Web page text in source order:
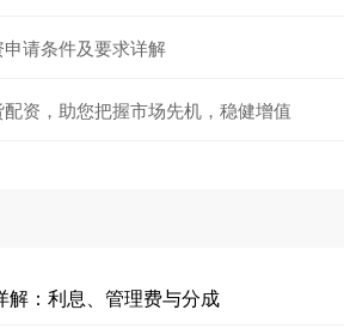
请条件及要求详解
资，助您把握市场先机，稳健增值
解：利息、管理费与分成